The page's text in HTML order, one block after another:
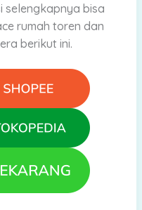
selengkapnya bisa
rumah toren dan
berikut ini.